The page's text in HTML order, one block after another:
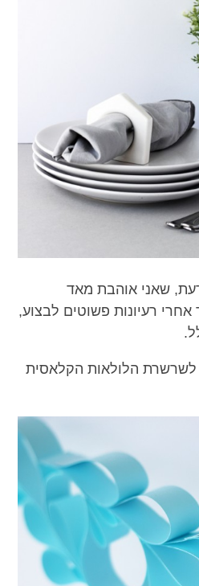
שאני אוהבת מאד
רעיונות פשוטים לבצוע,
הלולאות הקלאסית